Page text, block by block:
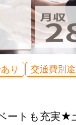
り 交通費別
ートも充実★